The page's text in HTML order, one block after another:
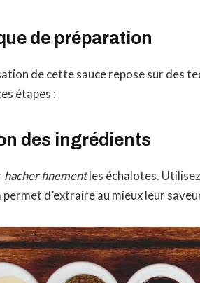
de préparation
de cette sauce repose sur des
étapes :
des ingrédients
hacher finementles échalotes.
permet d’extraire au mieux leur